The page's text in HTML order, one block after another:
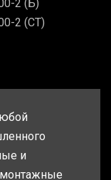
2 (Б)
2 (СТ)
и